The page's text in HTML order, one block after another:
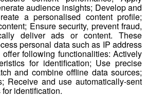
qu’il a découvert cette espèce de
trois des spécimens qu'il étudiait
distincte et un ADN unique. Il a
donné ce nom à l’insecte pour
des petits habitats où l’on peut
espèces.
audience insights; Develop and
a personalised content profile;
Ensure security, prevent fraud,
deliver ads or content. These
personal data such as IP address
following functionalities: Actively
for identification; Use precise
and combine offline data sources;
Receive and use automatically-sent
identification.